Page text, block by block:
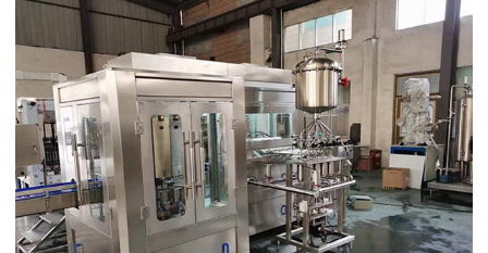
设备（厂家售）